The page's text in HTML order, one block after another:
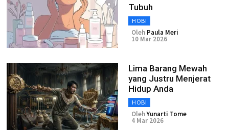
Tubuh
HOBI
Oleh Paula Meri
10 Mar 2026
Lima Barang Mewah
yang Justru Menjerat
Hidup Anda
HOBI
OlehYunarti Tome
4 Mar 2026